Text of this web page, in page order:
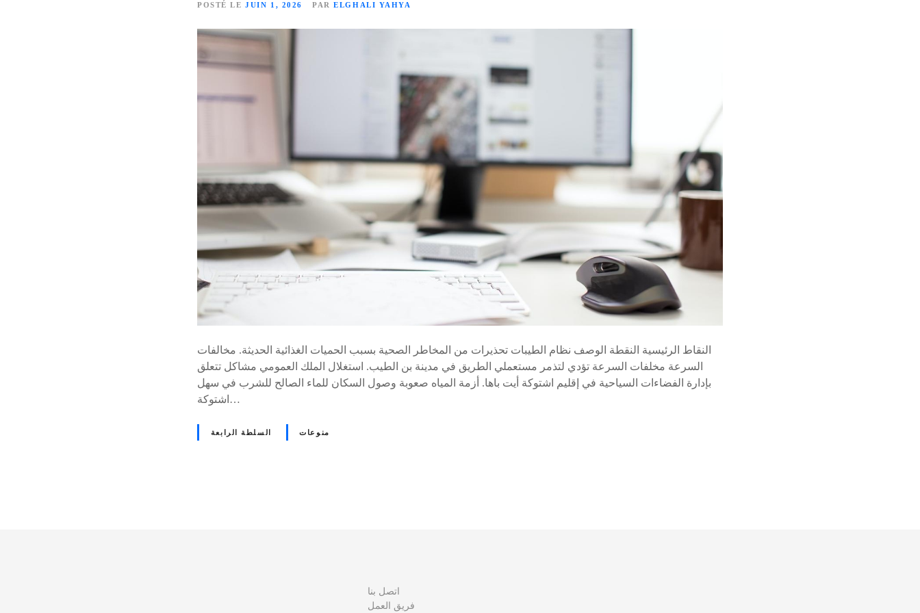
POSTÉ LE JUIN 1, 2026 PAR ELGHALI YAHYA
النقاط الرئيسية النقطة الوصف نظام الطيبات تحذيرات من المخاطر الصحية بسبب الحميات الغذائية الحديثة. مخالفات
السرعة مخلفات السرعة تؤدي لتذمر مستعملي الطريق في مدينة بن الطيب. استغلال الملك العمومي مشاكل تتعلق
بإدارة الفضاءات السياحية في إقليم اشتوكة أيت باها. أزمة المياه صعوبة وصول السكان للماء الصالح للشرب في سهل
اشتوكة…
السلطة الرابعة منوعات
اتصل بنا
فريق العمل